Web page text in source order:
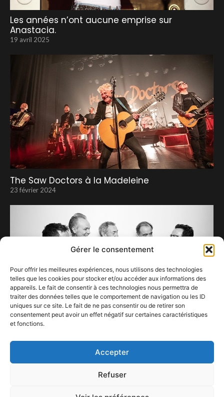
Gérer le consentement
Pour offrir les meilleures expériences, nous utilisons des technologies
telles que les cookies pour stocker et/ou accéder aux informations des
appareils. Le fait de consentir à ces technologies nous permettra de
traiter des données telles que le comportement de navigation ou les ID
uniques sur ce site. Le fait de ne pas consentir ou de retirer son
consentement peut avoir un effet négatif sur certaines caractéristiques
et fonctions.
Accepter
Refuser
Les années n’ont aucune emprise sur
Anastacia.
19 avril 2025
The Saw Doctors à la Madeleine
23 février 2024
23 février 2024